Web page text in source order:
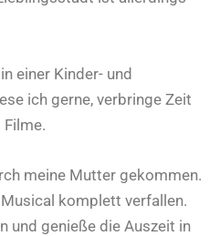
einer Kinder- und
ich gerne, verbringe Zeit
Filme.
meine Mutter gekommen.
komplett verfallen.
und genieße die Auszeit in